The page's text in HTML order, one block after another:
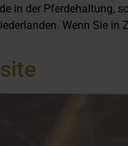
in der Pferdehaltung,
Wenn Sie